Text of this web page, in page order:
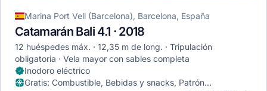
Marina Port Vell (Barcelona), Barcelona, España
Catamarán Bali 4.1 · 2018
12 huéspedes máx. 12,35 m de long.
Tripulación
obligatoria
Vela mayor con sables completa
Inodoro eléctrico
Gratis: Combustible, Bebidas y snacks, Patrón